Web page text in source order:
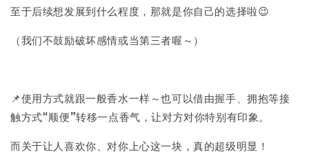
至于后续想发展到什么程度，那就是你自己的选择啦😉
（我们不鼓励破坏感情或当第三者喔～）
📌使用方式就跟一般香水一样～也可以借由握手、拥抱等接
触方式“顺便”转移一点香气，让对方对你特别有印象。
而关于让人喜欢你、对你上心这一块，真的超级明显！